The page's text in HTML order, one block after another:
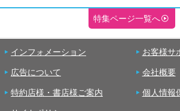
特集ページ一覧へ
インフォメーション お客様サ
広告について 会社概要
特約店様・書店様ご案内 個人情報